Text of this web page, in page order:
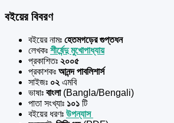
বইয়ের বিবরণ
বইয়ের নামঃ হেতমগড়ের গুপ্তধন
লেখকঃ শীর্ষেন্দু মুখোপাধ্যায়
প্রকাশিতঃ ২০০৫
প্রকাশকঃ আনন্দ পাবলিশার্স
সাইজঃ ০২ এমবি
ভাষাঃ বাংলা (Bangla/Bengali)
পাতা সংখ্যাঃ ১০১ টি
বইয়ের ধরণঃ উপন্যাস